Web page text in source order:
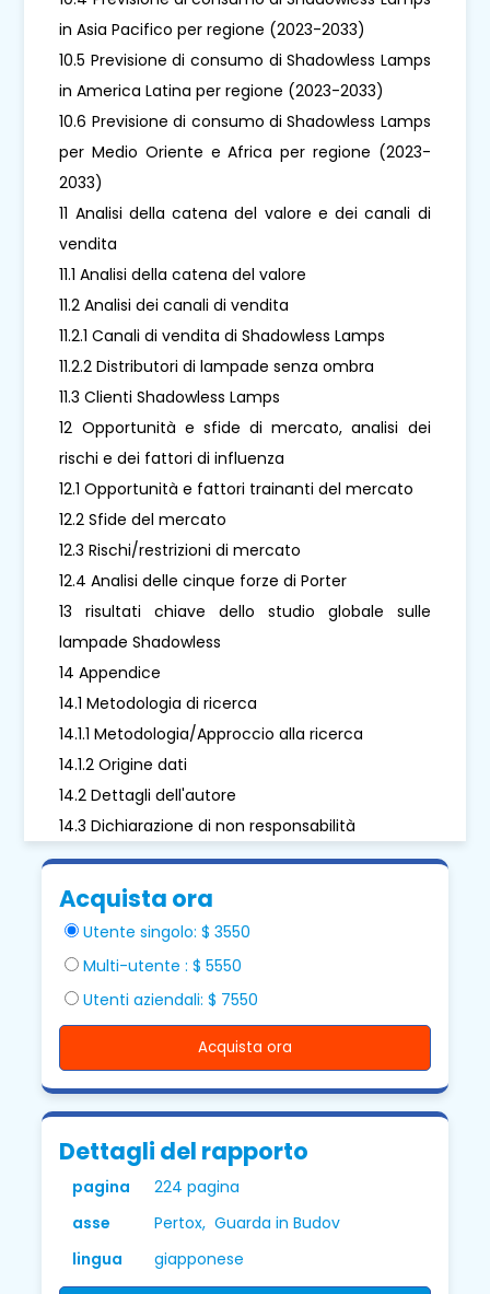
in Asia Pacifico per regione (2023-2033)
10.5 Previsione di consumo di Shadowless Lamps
in America Latina per regione (2023-2033)
10.6 Previsione di consumo di Shadowless Lamps
per Medio Oriente e Africa per regione (2023-
2033)
11 Analisi della catena del valore e dei canali di
vendita
11.1 Analisi della catena del valore
11.2 Analisi dei canali di vendita
11.2.1 Canali di vendita di Shadowless Lamps
11.2.2 Distributori di lampade senza ombra
11.3 Clienti Shadowless Lamps
12 Opportunità e sfide di mercato, analisi dei
rischi e dei fattori di influenza
12.1 Opportunità e fattori trainanti del mercato
12.2 Sfide del mercato
12.3 Rischi/restrizioni di mercato
12.4 Analisi delle cinque forze di Porter
13 risultati chiave dello studio globale sulle
lampade Shadowless
14 Appendice
14.1 Metodologia di ricerca
14.1.1 Metodologia/Approccio alla ricerca
14.1.2 Origine dati
14.2 Dettagli dell'autore
14.3 Dichiarazione di non responsabilità
Acquista ora
Utente singolo: $ 3550
Multi-utente : $ 5550
Utenti aziendali: $ 7550
Acquista ora
Dettagli del rapporto
pagina
224 pagina
asse
Pertox, Guarda in Budov
lingua
giapponese